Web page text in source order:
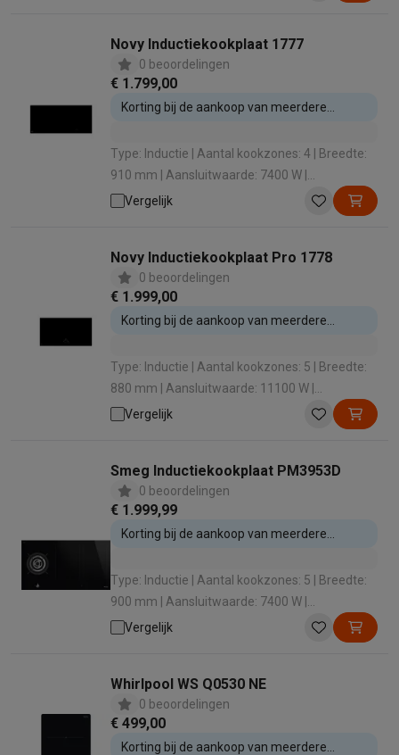
Novy Inductiekookplaat 1777
0 beoordelingen
€ 1.799,00
Korting bij de aankoop van meerdere
Type: Inductie | Aantal kookzones: 4 | Breedte:
910 mm | Aansluitwaarde: 7400 W |
Boosterfunctie: Nee
Vergelijk
Novy Inductiekookplaat Pro 1778
0 beoordelingen
€ 1.999,00
Korting bij de aankoop van meerdere
Type: Inductie | Aantal kookzones: 5 | Breedte:
880 mm | Aansluitwaarde: 11100 W |
Boosterfunctie: Nee
Vergelijk
Smeg Inductiekookplaat PM3953D
0 beoordelingen
€ 1.999,99
Korting bij de aankoop van meerdere
Type: Inductie | Aantal kookzones: 5 | Breedte:
900 mm | Aansluitwaarde: 7400 W |
Boosterfunctie: Ja
Vergelijk
Whirlpool WS Q0530 NE
0 beoordelingen
€ 499,00
Korting bij de aankoop van meerdere